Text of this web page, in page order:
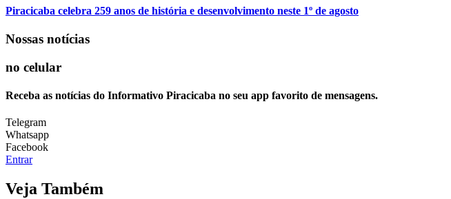
Piracicaba celebra 259 anos de história e desenvolvimento neste 1º de agosto
Nossas notícias
no celular
Receba as notícias do Informativo Piracicaba no seu app favorito de mensagens.
Telegram
Whatsapp
Facebook
Entrar
Veja Também